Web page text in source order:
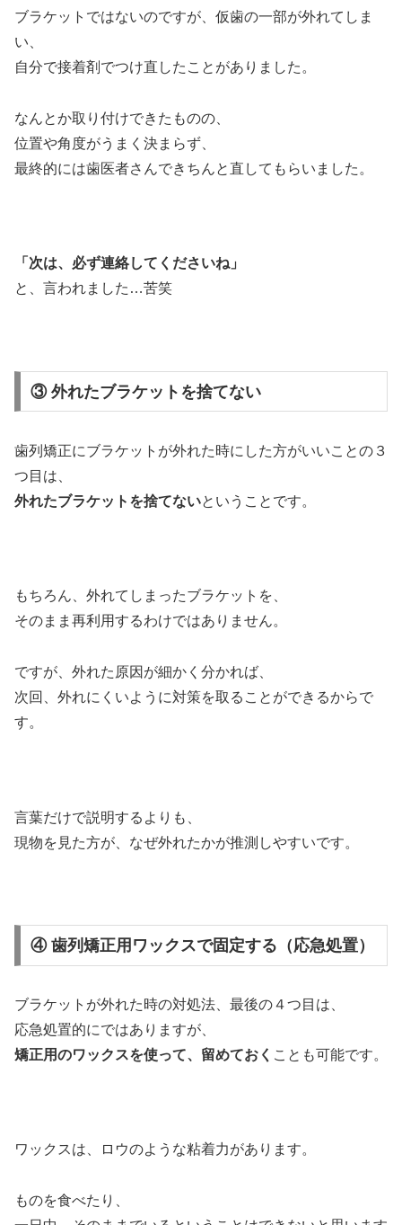
ブラケットではないのですが、仮歯の一部が外れてしま
い、
自分で接着剤でつけ直したことがありました。
なんとか取り付けできたものの、
位置や角度がうまく決まらず、
最終的には歯医者さんできちんと直してもらいました。
「次は、必ず連絡してくださいね」
と、言われました…苦笑
③ 外れたブラケットを捨てない
歯列矯正にブラケットが外れた時にした方がいいことの３
つ目は、
外れたブラケットを捨てないということです。
もちろん、外れてしまったブラケットを、
そのまま再利用するわけではありません。
ですが、外れた原因が細かく分かれば、
次回、外れにくいように対策を取ることができるからで
す。
言葉だけで説明するよりも、
現物を見た方が、なぜ外れたかが推測しやすいです。
④ 歯列矯正用ワックスで固定する（応急処置）
ブラケットが外れた時の対処法、最後の４つ目は、
応急処置的にではありますが、
矯正用のワックスを使って、留めておく ことも可能です。
ワックスは、ロウのような粘着力があります。
ものを食べたり、